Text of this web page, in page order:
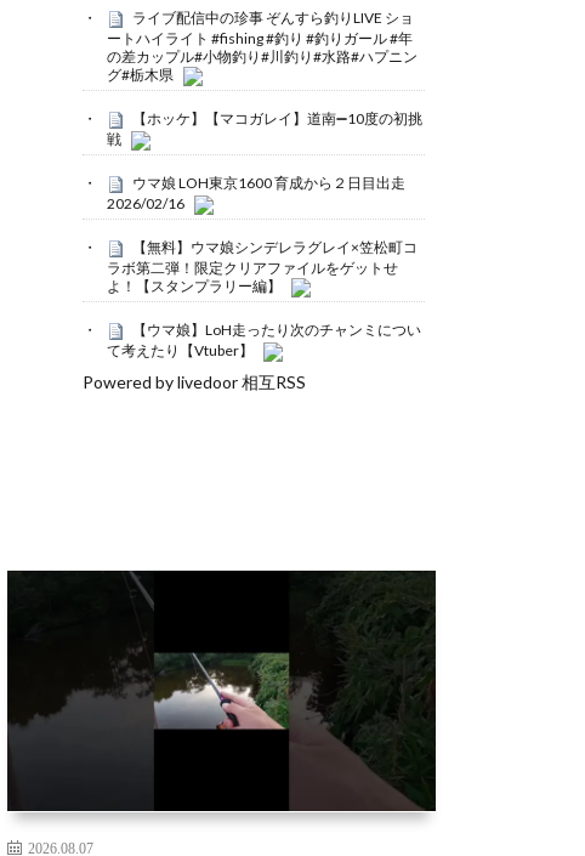
ライブ配信中の珍事 ぞんすら釣りLIVE ショ
ートハイライト #fishing #釣り #釣りガール #年
の差カップル#小物釣り#川釣り#水路#ハプニン
グ#栃木県
【ホッケ】【マコガレイ】道南➖10度の初挑
戦
ウマ娘 LOH東京1600 育成から２日目出走
2026/02/16
【無料】ウマ娘シンデレラグレイ×笠松町コ
ラボ第二弾！限定クリアファイルをゲットせ
よ！【スタンプラリー編】
【ウマ娘】LoH走ったり次のチャンミについ
て考えたり【Vtuber】
Powered by livedoor 相互RSS
2026.08.07